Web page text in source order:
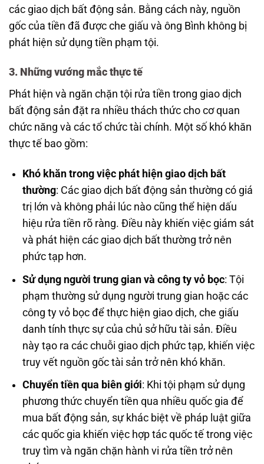
các giao dịch bất động sản. Bằng cách này, nguồn
gốc của tiền đã được che giấu và ông Bình không bị
phát hiện sử dụng tiền phạm tội.
3. Những vướng mắc thực tế
Phát hiện và ngăn chặn tội rửa tiền trong giao dịch
bất động sản đặt ra nhiều thách thức cho cơ quan
chức năng và các tổ chức tài chính. Một số khó khăn
thực tế bao gồm:
Khó khăn trong việc phát hiện giao dịch bất
thường: Các giao dịch bất động sản thường có giá
trị lớn và không phải lúc nào cũng thể hiện dấu
hiệu rửa tiền rõ ràng. Điều này khiến việc giám sát
và phát hiện các giao dịch bất thường trở nên
phức tạp hơn.
Sử dụng người trung gian và công ty vỏ bọc: Tội
phạm thường sử dụng người trung gian hoặc các
công ty vỏ bọc để thực hiện giao dịch, che giấu
danh tính thực sự của chủ sở hữu tài sản. Điều
này tạo ra các chuỗi giao dịch phức tạp, khiến việc
truy vết nguồn gốc tài sản trở nên khó khăn.
Chuyển tiền qua biên giới: Khi tội phạm sử dụng
phương thức chuyển tiền qua nhiều quốc gia để
mua bất động sản, sự khác biệt về pháp luật giữa
các quốc gia khiến việc hợp tác quốc tế trong việc
truy tìm và ngăn chặn hành vi rửa tiền trở nên